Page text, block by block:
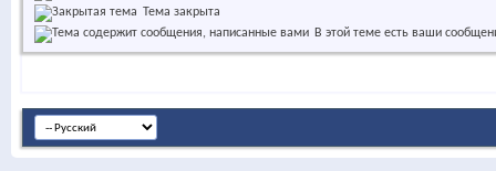
Тема закрыта
В этой теме есть ваши